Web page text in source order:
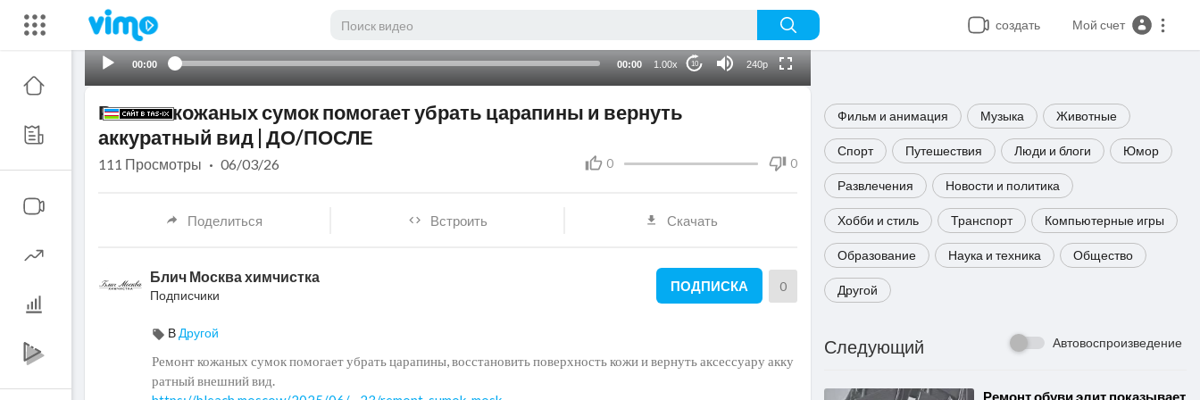
создать Мой счет
00:00 00:00 1.00x 10 240p
Фильм и анимация Музыка Животные
Спорт Путешествия Люди и блоги Юмор
Развлечения Новости и политика
Хобби и стиль Транспорт Компьютерные игры
Образование Наука и техника Общество
Другой
Следующий Автовоспроизведение
⁣Ремонт обуви элит показывает
Ремонт кожаных сумок помогает убрать царапины и вернуть
аккуратный вид | ДО/ПОСЛЕ
0 0
111 Просмотры · 06/03/26
Поделиться Встроить Скачать
Блич Москва химчистка
Подписчики
ПОДПИСКА 0
В Другой
⁣Ремонт кожаных сумок помогает убрать царапины, восстановить поверхность кожи и вернуть аксессуару акку
ратный внешний вид.